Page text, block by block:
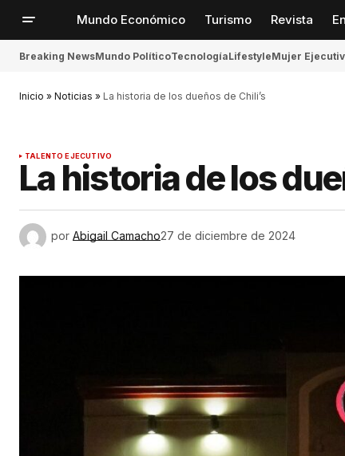
Mundo Económico Turismo Revista
Breaking NewsMundo PolíticoTecnologíaLifestyleMujer
Inicio » Noticias » La historia de los dueños de Chili’s
TALENTO EJECUTIVO
La historia de los
por Abigail Camacho27 de diciembre de 2024